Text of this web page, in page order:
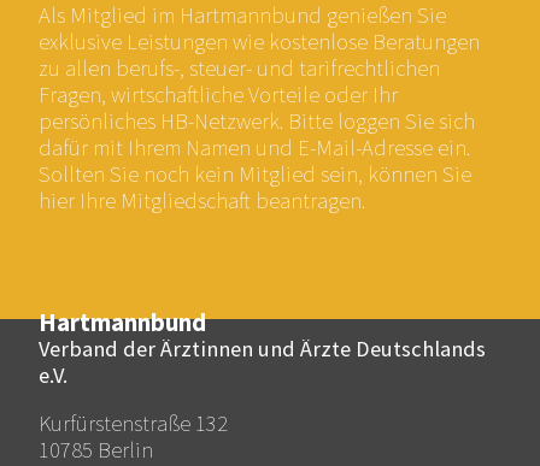
Hartmannbund
Verband der Ärztinnen und Ärzte Deutschlands
e.V.
Kurfürstenstraße 132
10785 Berlin
Als Mitglied im Hartmannbund genießen Sie
exklusive Leistungen wie kostenlose Beratungen
zu allen berufs-, steuer- und tarifrechtlichen
Fragen, wirtschaftliche Vorteile oder Ihr
persönliches HB-Netzwerk. Bitte loggen Sie sich
dafür mit Ihrem Namen und E-Mail-Adresse ein.
Sollten Sie noch kein Mitglied sein, können Sie
hier Ihre Mitgliedschaft beantragen.